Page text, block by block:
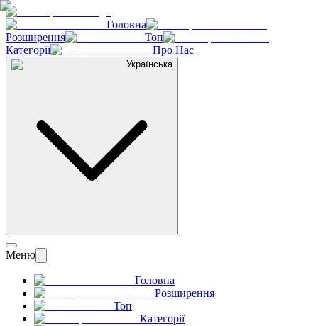
Головна
Розширення
Топ
Категорії
Про Нас
Українська
Меню
Головна
Розширення
Топ
Категорії